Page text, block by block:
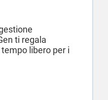
ti regala
libero per i